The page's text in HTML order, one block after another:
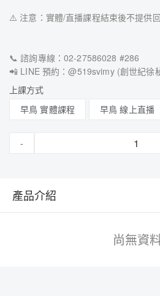
⚠️ 注意：實體/直播課程結束後不提供
📞 諮詢專線：02-27586028 #286
📲 LINE 預約：@519svimy (創世紀徐
上課方式
早鳥 實體課程
早鳥 線上直播
-
產品介紹
尚無資